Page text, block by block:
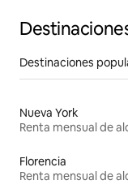
Destinaciones
Nueva York
Florencia